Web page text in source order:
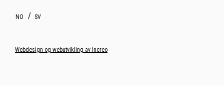
NO SV
Webdesign og webutvikling av Increo